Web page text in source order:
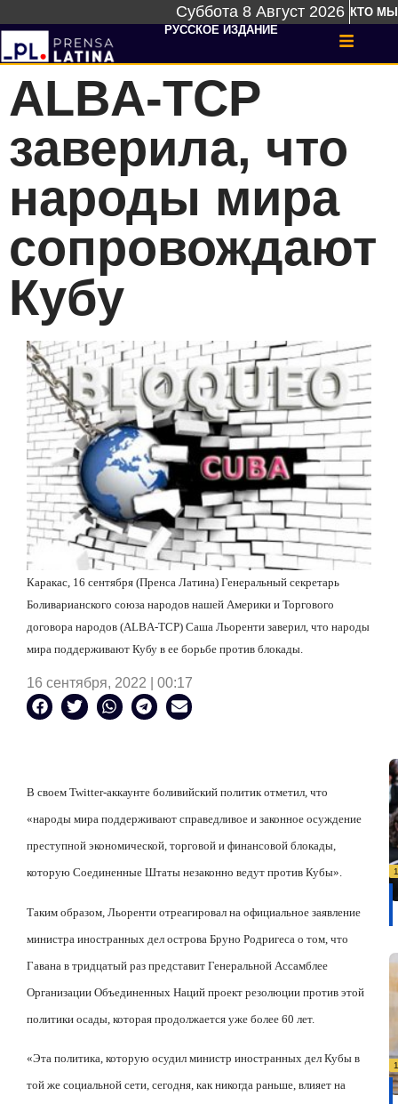
Суббота 8 Август 2026 КТО МЫ
РУССКОЕ ИЗДАНИЕ
ALBA-TCP
заверила, что
народы мира
сопровождают
Кубу
Каракас, 16 сентября (Пренса Латина) Генеральный секретарь
Боливарианского союза народов нашей Америки и Торгового
договора народов (ALBA-TCP) Саша Льоренти заверил, что народы
мира поддерживают Кубу в ее борьбе против блокады.
16 сентября, 2022 | 00:17
В своем Twitter-аккаунте боливийский политик отметил, что
«народы мира поддерживают справедливое и законное осуждение
преступной экономической, торговой и финансовой блокады,
которую Соединенные Штаты незаконно ведут против Кубы».
Таким образом, Льоренти отреагировал на официальное заявление
министра иностранных дел острова Бруно Родригеса о том, что
Гавана в тридцатый раз представит Генеральной Ассамблее
Организации Объединенных Наций проект резолюции против этой
политики осады, которая продолжается уже более 60 лет.
«Эта политика, которую осудил министр иностранных дел Кубы в
той же социальной сети, сегодня, как никогда раньше, влияет на